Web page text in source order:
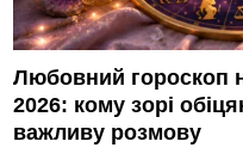
Любовний гороскоп
2026: кому зорі
важливу розмову